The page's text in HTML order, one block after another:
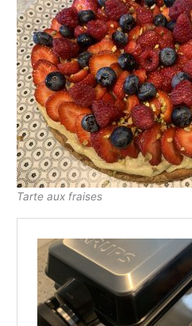
Tarte aux fraises